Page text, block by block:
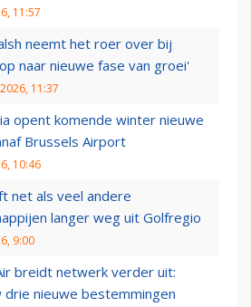
11:57
neemt het roer over bij
naar nieuwe fase van groei'
11:37
opent komende winter nieuwe
Brussels Airport
10:46
net als veel andere
langer weg uit Golfregio
9:00
breidt netwerk verder uit:
drie nieuwe bestemmingen